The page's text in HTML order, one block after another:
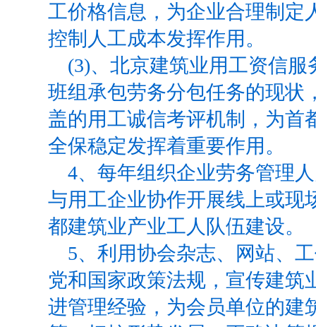
工价格信息，为企业合理制定
控制人工成本发挥作用。
(3)、北京建筑业用工资信
班组承包劳务分包任务的现状
盖的用工诚信考评机制，为首
全保稳定发挥着重要作用。
4、每年组织企业劳务管理
与用工企业协作开展线上或现
都建筑业产业工人队伍建设。
5、利用协会杂志、网站、
党和国家政策法规，宣传建筑
进管理经验，为会员单位的建